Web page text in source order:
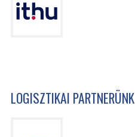
LOGISZTIKAI PARTNERÜNK